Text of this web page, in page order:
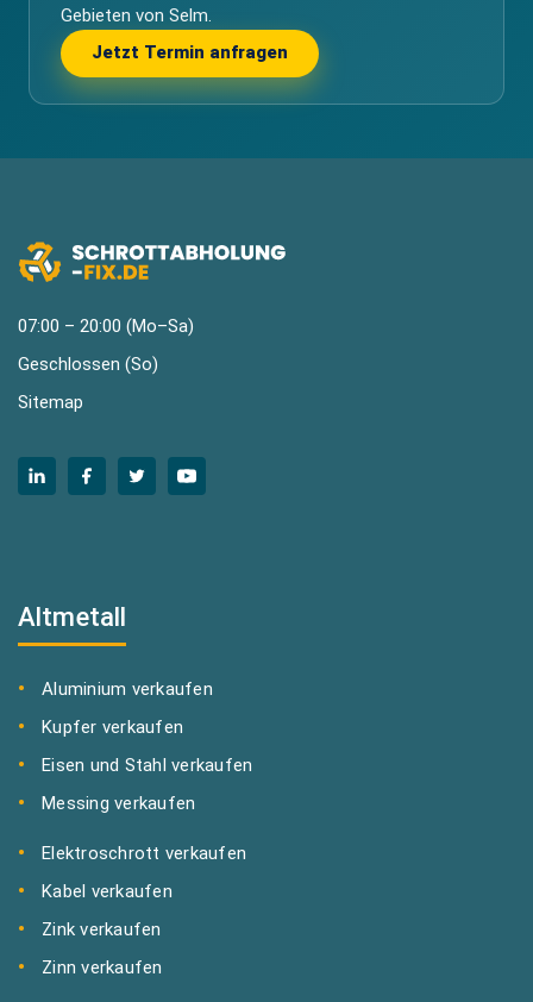
Gebieten von Selm.
Jetzt Termin anfragen
07:00 – 20:00 (Mo–Sa)
Geschlossen (So)
Sitemap
Altmetall
Aluminium verkaufen
Kupfer verkaufen
Eisen und Stahl verkaufen
Messing verkaufen
Elektroschrott verkaufen
Kabel verkaufen
Zink verkaufen
Zinn verkaufen